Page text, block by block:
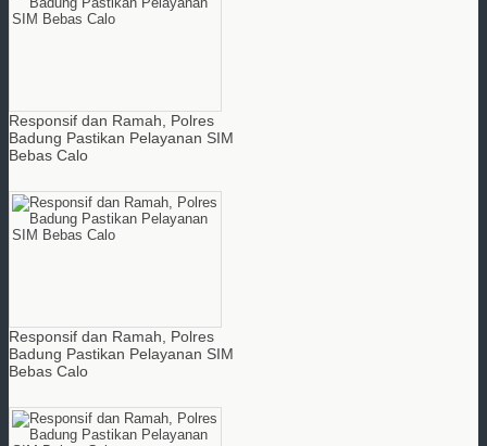
Responsif dan Ramah, Polres
Badung Pastikan Pelayanan SIM
Bebas Calo
Responsif dan Ramah, Polres
Badung Pastikan Pelayanan SIM
Bebas Calo